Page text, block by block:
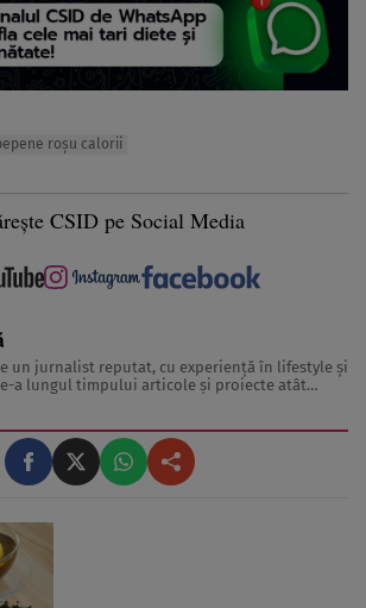
roșu calorii
CSID pe Social Media
un jurnalist reputat, cu experienţă în lifestyle şi
a lungul timpului articole şi proiecte atât
cât şi pentru brandul “Ce se